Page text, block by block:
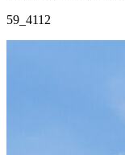
59_4112